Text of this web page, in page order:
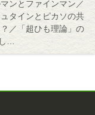
ンとファインマン／
タインとピカソの共
／「超ひも理論」の
…